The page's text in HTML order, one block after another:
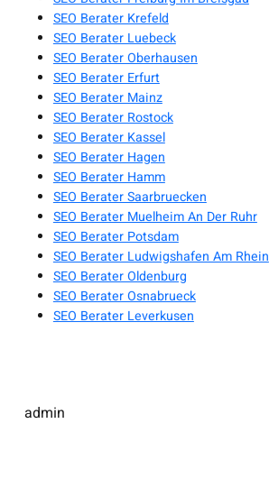
SEO Berater Krefeld
SEO Berater Luebeck
SEO Berater Oberhausen
SEO Berater Erfurt
SEO Berater Mainz
SEO Berater Rostock
SEO Berater Kassel
SEO Berater Hagen
SEO Berater Hamm
SEO Berater Saarbruecken
SEO Berater Muelheim An Der Ruhr
SEO Berater Potsdam
SEO Berater Ludwigshafen Am Rhein
SEO Berater Oldenburg
SEO Berater Osnabrueck
SEO Berater Leverkusen
admin